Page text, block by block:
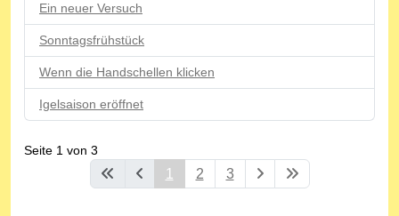
Ein neuer Versuch
Sonntagsfrühstück
Wenn die Handschellen klicken
Igelsaison eröffnet
Seite 1 von 3
1 2 3